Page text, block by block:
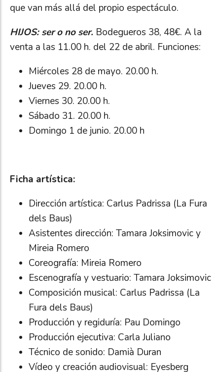
que van más allá del propio espectáculo.
HIJOS: ser o no ser. Bodegueros 38, 48€. A la
venta a las 11.00 h. del 22 de abril. Funciones:
Miércoles 28 de mayo. 20.00 h.
Jueves 29. 20.00 h.
Viernes 30. 20.00 h.
Sábado 31. 20.00 h.
Domingo 1 de junio. 20.00 h
Ficha artística:
Dirección artística: Carlus Padrissa (La Fura
dels Baus)
Asistentes dirección: Tamara Joksimovic y
Mireia Romero
Coreografía: Mireia Romero
Escenografía y vestuario: Tamara Joksimovic
Composición musical: Carlus Padrissa (La
Fura dels Baus)
Producción y regiduría: Pau Domingo
Producción ejecutiva: Carla Juliano
Técnico de sonido: Damià Duran
Vídeo y creación audiovisual: Eyesberg